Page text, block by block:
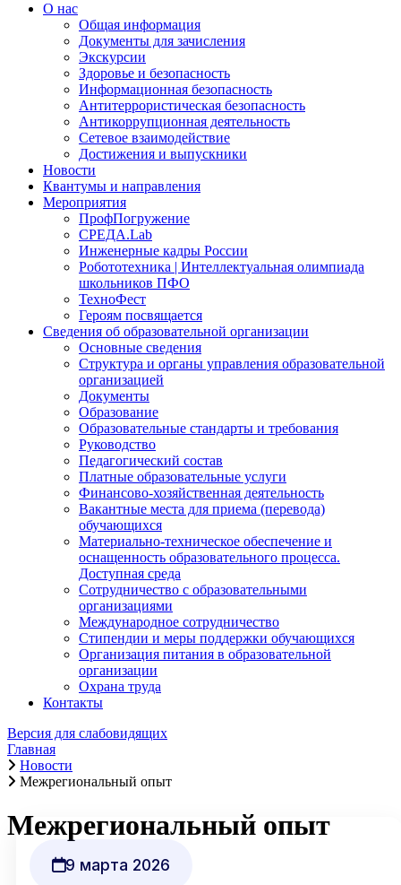
О нас
Общая информация
Документы для зачисления
Экскурсии
Здоровье и безопасность
Информационная безопасность
Антитеррористическая безопасность
Антикоррупционная деятельность
Сетевое взаимодействие
Достижения и выпускники
Новости
Квантумы и направления
Мероприятия
ПрофПогружение
СРЕДА.Lab
Инженерные кадры России
Робототехника | Интеллектуальная олимпиада
школьников ПФО
ТехноФест
Героям посвящается
Сведения об образовательной организации
Основные сведения
Структура и органы управления образовательной
организацией
Документы
Образование
Образовательные стандарты и требования
Руководство
Педагогический состав
Платные образовательные услуги
Финансово-хозяйственная деятельность
Вакантные места для приема (перевода)
обучающихся
Материально-техническое обеспечение и
оснащенность образовательного процесса.
Доступная среда
Сотрудничество с образовательными
организациями
Международное сотрудничество
Стипендии и меры поддержки обучающихся
Организация питания в образовательной
организации
Охрана труда
Контакты
Версия для слабовидящих
Главная
Новости
Межрегиональный опыт
Межрегиональный опыт
9 марта 2026